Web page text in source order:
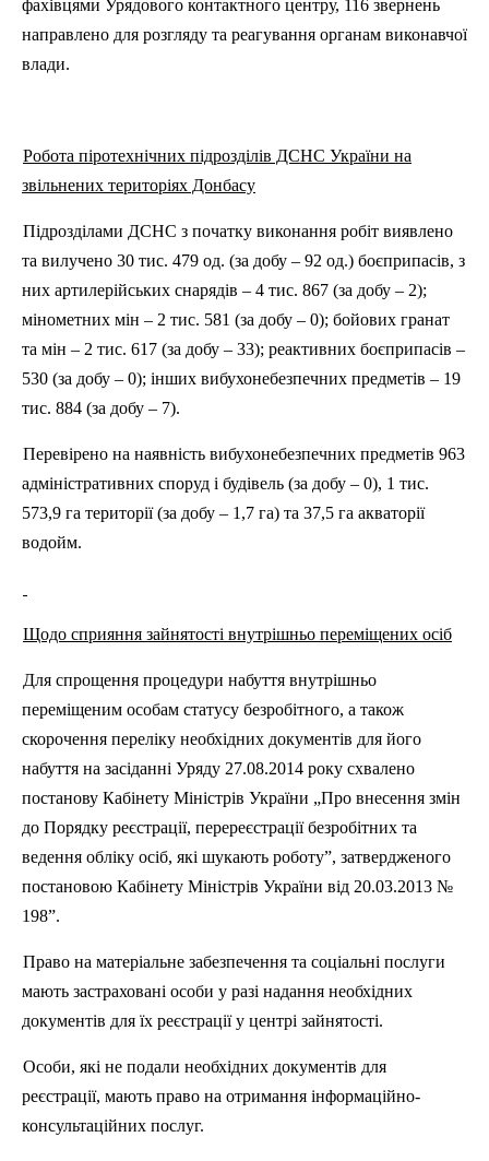
фахівцями Урядового контактного центру, 116 звернень
направлено для розгляду та реагування органам виконавчої
влади.
Робота піротехнічних підрозділів ДСНС України на
звільнених територіях Донбасу
Підрозділами ДСНС з початку виконання робіт виявлено
та вилучено 30 тис. 479 од. (за добу – 92 од.) боєприпасів, з
них артилерійських снарядів – 4 тис. 867 (за добу – 2);
мінометних мін – 2 тис. 581 (за добу – 0); бойових гранат
та мін – 2 тис. 617 (за добу – 33); реактивних боєприпасів –
530 (за добу – 0); інших вибухонебезпечних предметів – 19
тис. 884 (за добу – 7).
Перевірено на наявність вибухонебезпечних предметів 963
адміністративних споруд і будівель (за добу – 0), 1 тис.
573,9 га території (за добу – 1,7 га) та 37,5 га акваторії
водойм.
Щодо сприяння зайнятості внутрішньо переміщених осіб
Для спрощення процедури набуття внутрішньо
переміщеним особам статусу безробітного, а також
скорочення переліку необхідних документів для його
набуття на засіданні Уряду 27.08.2014 року схвалено
постанову Кабінету Міністрів України „Про внесення змін
до Порядку реєстрації, перереєстрації безробітних та
ведення обліку осіб, які шукають роботу”, затвердженого
постановою Кабінету Міністрів України від 20.03.2013 №
198”.
Право на матеріальне забезпечення та соціальні послуги
мають застраховані особи у разі надання необхідних
документів для їх реєстрації у центрі зайнятості.
Особи, які не подали необхідних документів для
реєстрації, мають право на отримання інформаційно-
консультаційних послуг.